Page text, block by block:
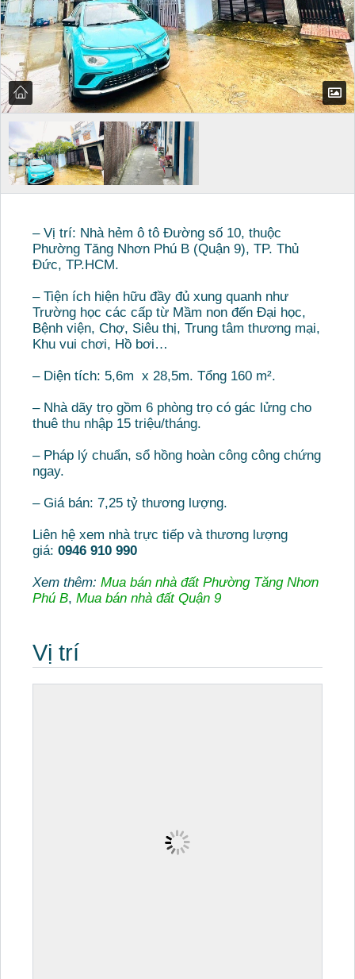
– Vị trí: Nhà hẻm ô tô Đường số 10, thuộc
Phường Tăng Nhơn Phú B (Quận 9), TP. Thủ
Đức, TP.HCM.
– Tiện ích hiện hữu đầy đủ xung quanh như
Trường học các cấp từ Mầm non đến Đại học,
Bệnh viện, Chợ, Siêu thị, Trung tâm thương mại,
Khu vui chơi, Hồ bơi…
– Diện tích: 5,6m x 28,5m. Tổng 160 m².
– Nhà dãy trọ gồm 6 phòng trọ có gác lửng cho
thuê thu nhập 15 triệu/tháng.
– Pháp lý chuẩn, sổ hồng hoàn công công chứng
ngay.
– Giá bán: 7,25 tỷ thương lượng.
Liên hệ xem nhà trực tiếp và thương lượng
giá: 0946 910 990
Xem thêm: Mua bán nhà đất Phường Tăng Nhơn
Phú B, Mua bán nhà đất Quận 9
Vị trí